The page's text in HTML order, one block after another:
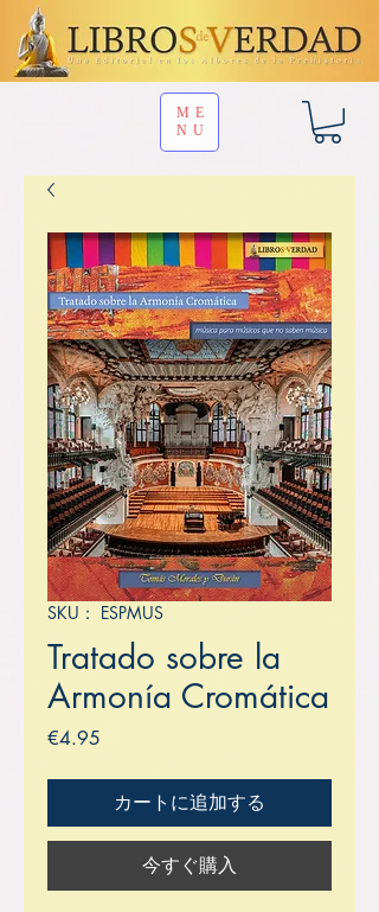
ME
NU
SKU： ESPMUS
Tratado sobre la
Armonía Cromática
€4.95
カートに追加する
今すぐ購入